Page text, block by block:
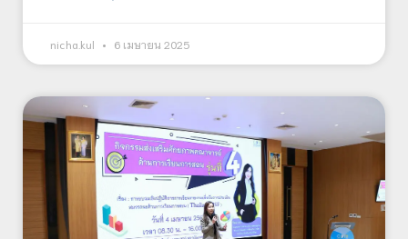
nicha.kul 6 เมษายน 2025